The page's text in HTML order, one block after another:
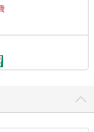
體育運動方面，學
加公平，大家也都
在意自己的前途：
：如果讓她失望怎
。第一波女性主義
；第二波女性主義